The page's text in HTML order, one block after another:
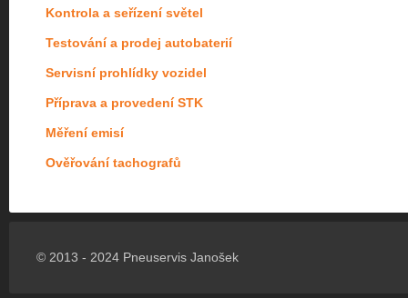
Kontrola a seřízení světel
Testování a prodej autobaterií
Servisní prohlídky vozidel
Příprava a provedení STK
Měření emisí
Ověřování tachografů
© 2013 - 2024 Pneuservis Janošek